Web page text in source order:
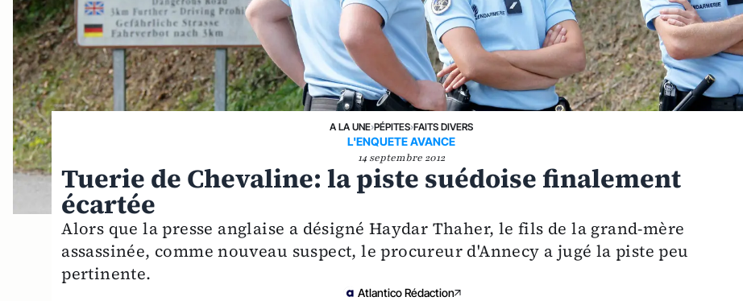
A LA UNE›PÉPITES›FAITS DIVERS
L'ENQUETE AVANCE
14 septembre 2012
Tuerie de Chevaline: la piste suédoise finalement
écartée
Alors que la presse anglaise a désigné Haydar Thaher, le fils de la grand-mère
assassinée, comme nouveau suspect, le procureur d'Annecy a jugé la piste peu
pertinente.
Atlantico Rédaction